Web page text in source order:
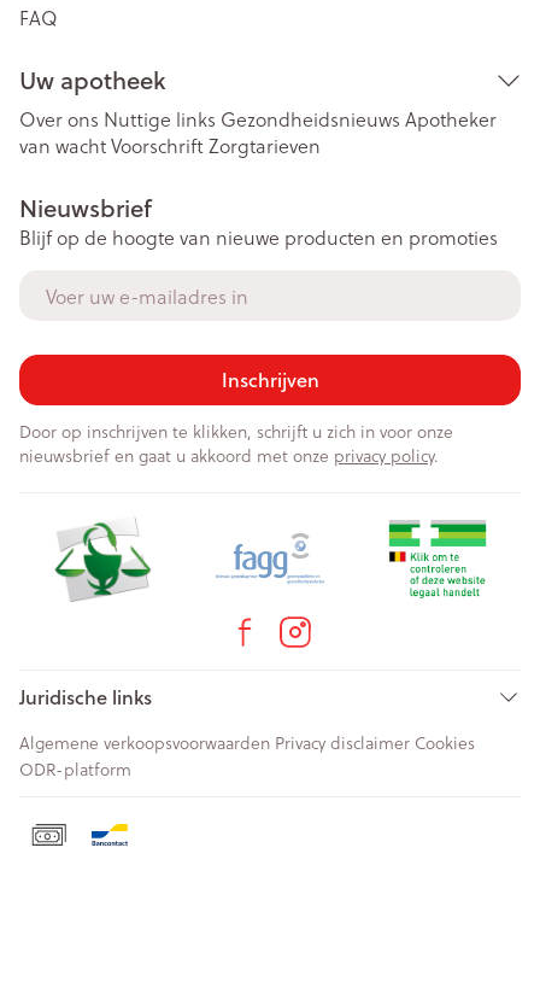
FAQ
Uw apotheek
Over ons Nuttige links Gezondheidsnieuws Apotheker
van wachtVoorschriftZorgtarieven
Nieuwsbrief
Blijf op de hoogte van nieuwe producten en promoties
Inschrijven
Door op inschrijven te klikken, schrijft u zich in voor onze
nieuwsbrief en gaat u akkoord met onze privacy policy.
Juridische links
Algemene verkoopsvoorwaarden Privacy disclaimer Cookies
ODR-platform